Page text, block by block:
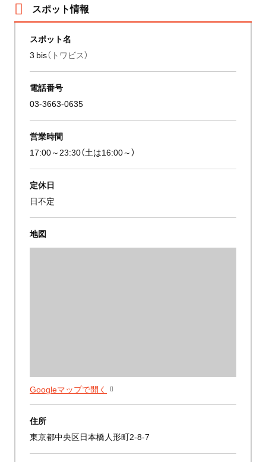
スポット情報
スポット名
3 bis（トワビス）
電話番号
03-3663-0635
営業時間
17:00～23:30（土は16:00～）
定休日
日不定
地図
Googleマップで開く
住所
東京都中央区日本橋人形町2-8-7